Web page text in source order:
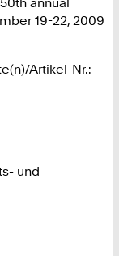
19-22, 2009
Artikel-Nr.:
und